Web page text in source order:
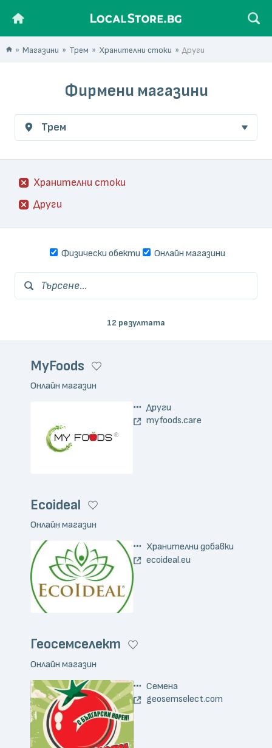
Магазини Трем Хранителни стоки Други
Фирмени магазини
Трем
Хранителни стоки
Други
Физически обекти Онлайн магазини
Търсене...
12 резултата
MyFoods
Онлайн магазин
Други
myfoods.care
Ecoideal
Онлайн магазин
Хранителни добавки
ecoideal.eu
Геосемселект
Онлайн магазин
Семена
geosemselect.com